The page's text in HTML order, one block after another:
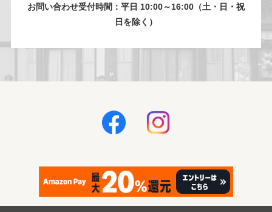
お問い合わせ受付時間：平日 10:00～16:00（土・日・祝
日を除く）